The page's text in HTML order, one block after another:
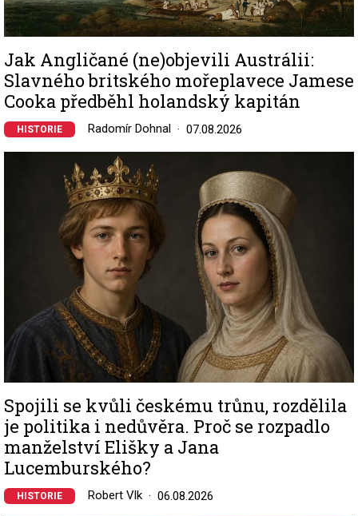
Jak Angličané (ne)objevili Austrálii:
Slavného britského mořeplavece Jamese
Cooka předběhl holandský kapitán
HISTORIE Radomír Dohnal 07.08.2026
Spojili se kvůli českému trůnu, rozdělila
je politika i nedůvěra. Proč se rozpadlo
manželství Elišky a Jana
Lucemburského?
HISTORIE Robert Vlk 06.08.2026